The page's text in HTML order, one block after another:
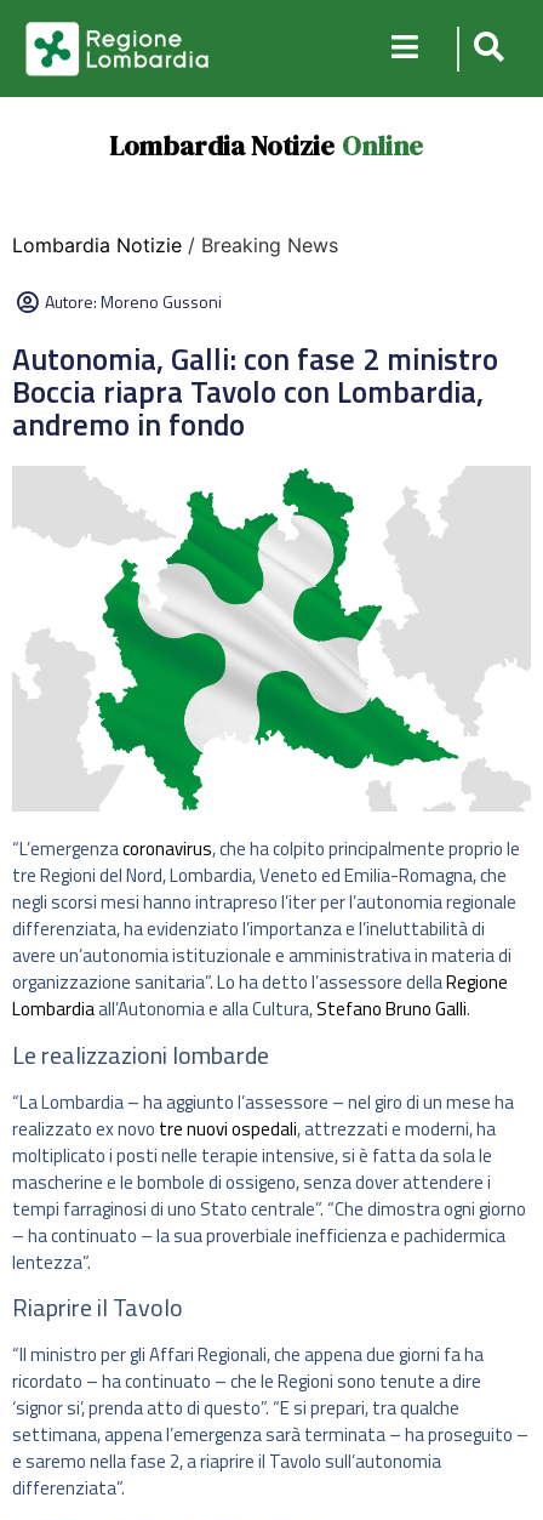
Lombardia Notizie Online
Lombardia Notizie / Breaking News
Autore:Moreno Gussoni
Autonomia, Galli: con fase 2 ministro
Boccia riapra Tavolo con Lombardia,
andremo in fondo
“L’emergenzacoronavirus, che ha colpito principalmente proprio le
tre Regioni del Nord, Lombardia, Veneto ed Emilia-Romagna, che
negli scorsi mesi hanno intrapreso l’iter per l’autonomia regionale
differenziata, ha evidenziato l’importanza e l’ineluttabilità di
avere un’autonomia istituzionale e amministrativa in materia di
organizzazione sanitaria”. Lo ha detto l’assessore dellaRegione
Lombardiaall’Autonomia e alla Cultura,Stefano Bruno Galli.
Le realizzazioni lombarde
“La Lombardia – ha aggiunto l’assessore – nel giro di un mese ha
realizzato ex novo tre nuovi ospedali, attrezzati e moderni, ha
moltiplicato i posti nelle terapie intensive, si è fatta da sola le
mascherine e le bombole di ossigeno, senza dover attendere i
tempi farraginosi di uno Stato centrale”. “Che dimostra ogni giorno
– ha continuato – la sua proverbiale inefficienza e pachidermica
lentezza”.
Riaprire il Tavolo
“Il ministro per gli Affari Regionali, che appena due giorni fa ha
ricordato – ha continuato – che le Regioni sono tenute a dire
‘signor si’, prenda atto di questo”. “E si prepari, tra qualche
settimana, appena l’emergenza sarà terminata – ha proseguito –
e saremo nella fase 2, a riaprire il Tavolo sull’autonomia
differenziata”.